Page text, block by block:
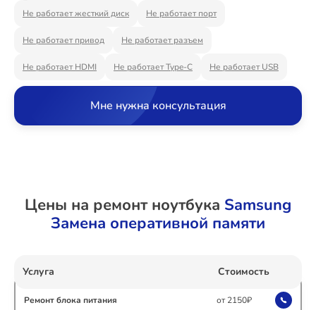
Не работает жесткий диск Не работает порт
Не работает привод Не работает разъем
Не работает HDMI Не работает Type-C Не работает USB
Мне нужна консультация
Цены на ремонт ноутбука Samsung
Замена оперативной памяти
Услуга Стоимость
Ремонт блока питания от 2150₽
Ремонт Водонагревателей
Ремонт Духовых шкафов